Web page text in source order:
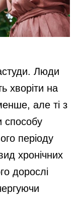
Люди
хворіти на
але ті з
способу
періоду
хронічних
дорослі